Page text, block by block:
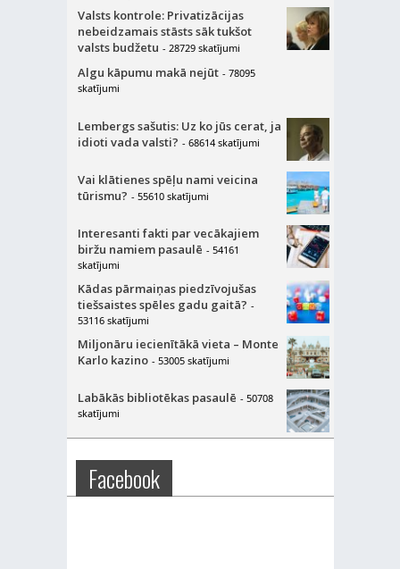
Valsts kontrole: Privatizācijas
nebeidzamais stāsts sāk tukšot
valsts budžetu - 28729 skatījumi
Algu kāpumu makā nejūt - 78095
skatījumi
Lembergs sašutis: Uz ko jūs cerat, ja
idioti vada valsti? - 68614 skatījumi
Vai klātienes spēļu nami veicina
tūrismu? - 55610 skatījumi
Interesanti fakti par vecākajiem
biržu namiem pasaulē - 54161
skatījumi
Kādas pārmaiņas piedzīvojušas
tiešsaistes spēles gadu gaitā? -
53116 skatījumi
Miljonāru iecienītākā vieta – Monte
Karlo kazino - 53005 skatījumi
Labākās bibliotēkas pasaulē - 50708
skatījumi
Facebook